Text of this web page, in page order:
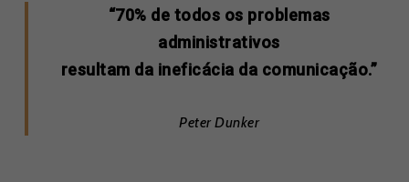
“70% de todos os problemas
administrativos
resultam da ineficácia da comunicação.”
Peter Dunker